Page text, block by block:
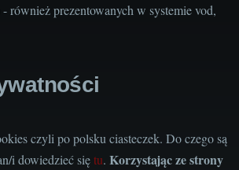
również prezentowanych w systemie vod,
czyli po polsku ciasteczek. Do czego są
i dowiedzieć siętu. Korzystając ze strony